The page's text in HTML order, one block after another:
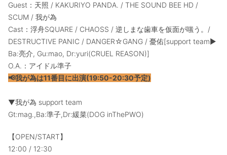
Guest：天照 / KAKURIYO PANDA. / THE SOUND BEE HD /
SCUM / 我が為
Cast：浮舟SQUARE / CHAOSS / 逆しまな歯車を仮面が嗤う。/
DESTRUCTIVE PANIC / DANGER☆GANG / 憂佑[support team▶
Ba:亮介, Gu:mao, Dr:yuri(CRUEL REASON)]
O.A.：アイドル準子
📢我が為は11番目に出演(19:50-20:30予定)
▼我が為 support team
Gt:mag.,Ba:準子,Dr:緩菜(DOG inThePWO)
【OPEN/START】
12:00 / 12:30